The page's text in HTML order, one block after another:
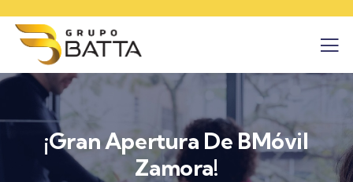
¡Gran Apertura De BMóvil
Zamora!